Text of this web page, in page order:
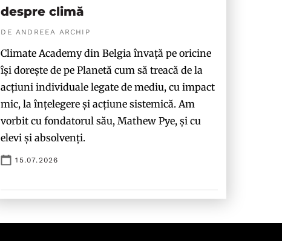
despre climă
DE ANDREEA ARCHIP
Climate Academy din Belgia învață pe oricine
își dorește de pe Planetă cum să treacă de la
acțiuni individuale legate de mediu, cu impact
mic, la înțelegere și acțiune sistemică. Am
vorbit cu fondatorul său, Mathew Pye, și cu
elevi și absolvenți.
15.07.2026